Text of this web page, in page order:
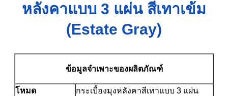
หลังคาแบบ 3 แผ่น สีเทาเข้ม
(Estate Gray)
ข้อมูลจำเพาะของผลิตภัณฑ์
โหมด
กระเบื้องมุงหลังคาสีเทาแบบ 3 แผ่น